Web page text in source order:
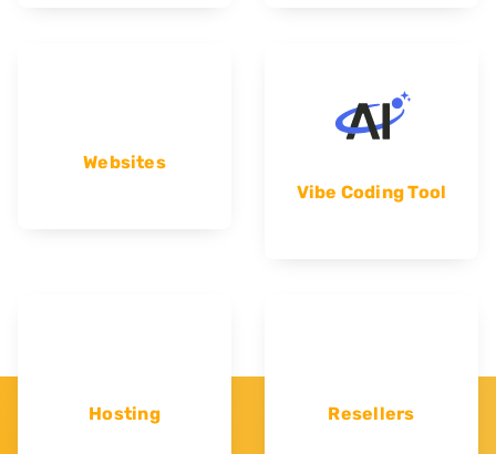
Websites
Vibe Coding Tool
Hosting Resellers